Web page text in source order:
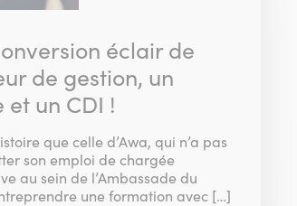
éclair de
de gestion, un
un CDI !
que celle d’Awa, qui n’a pas
son emploi de chargée
au sein de l’Ambassade du
une formation avec […]